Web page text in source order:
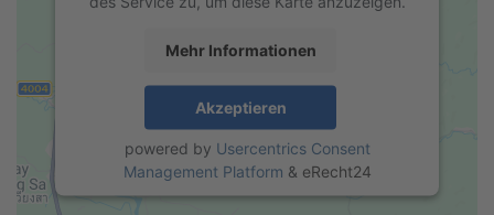
Mehr Informationen
Akzeptieren
powered by Usercentrics Consent
Management Platform & eRecht24